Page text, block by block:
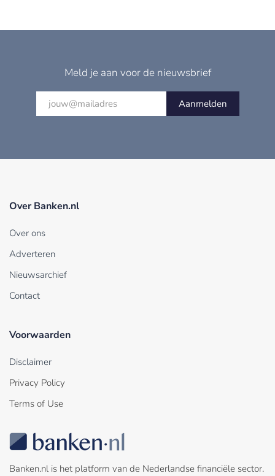
Meld je aan voor de nieuwsbrief
Aanmelden
Over Banken.nl
Over ons
Adverteren
Nieuwsarchief
Contact
Voorwaarden
Disclaimer
Privacy Policy
Terms of Use
Banken.nl is het platform van de Nederlandse financiële sector.